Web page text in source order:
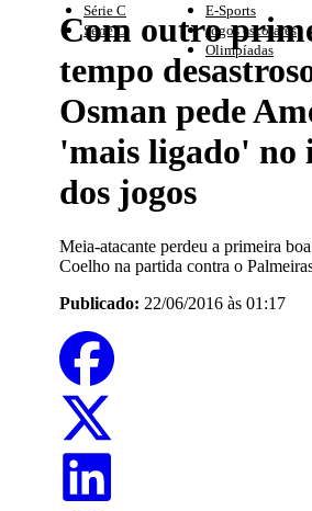
Série C
Série D
E-Sports
Jogos escolares
Olimpíadas
Com outro
tempo
Osman pede
'mais ligado' no
dos jogos
Meia-atacante perdeu a primeira
Coelho na partida contra o
Publicado: 22/06/2016 às 01:17